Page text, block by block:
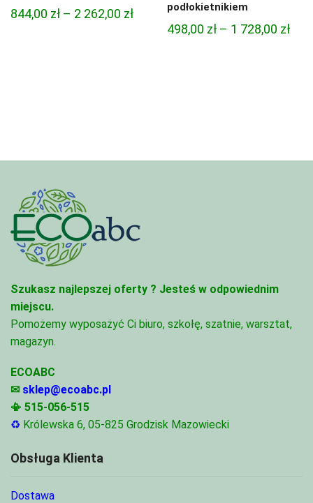
844,00 zł – 2 262,00 złZakrespodłokietnikiem
498,00 zł – 1 728,00 zł
Szukasz najlepszej oferty ? Jesteś w odpowiednim
miejscu.
Pomożemy wyposażyć Ci biuro, szkołę, szatnie, warsztat,
magazyn.
ECOABC
✉ sklep@ecoabc.pl
📳 515-056-515
♻ Królewska 6, 05-825 Grodzisk Mazowiecki
Obsługa Klienta
Dostawa